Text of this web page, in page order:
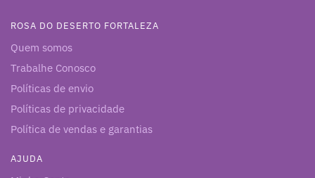
ROSA DO DESERTO FORTALEZA
Quem somos
Trabalhe Conosco
Políticas de envio
Políticas de privacidade
Política de vendas e garantias
AJUDA